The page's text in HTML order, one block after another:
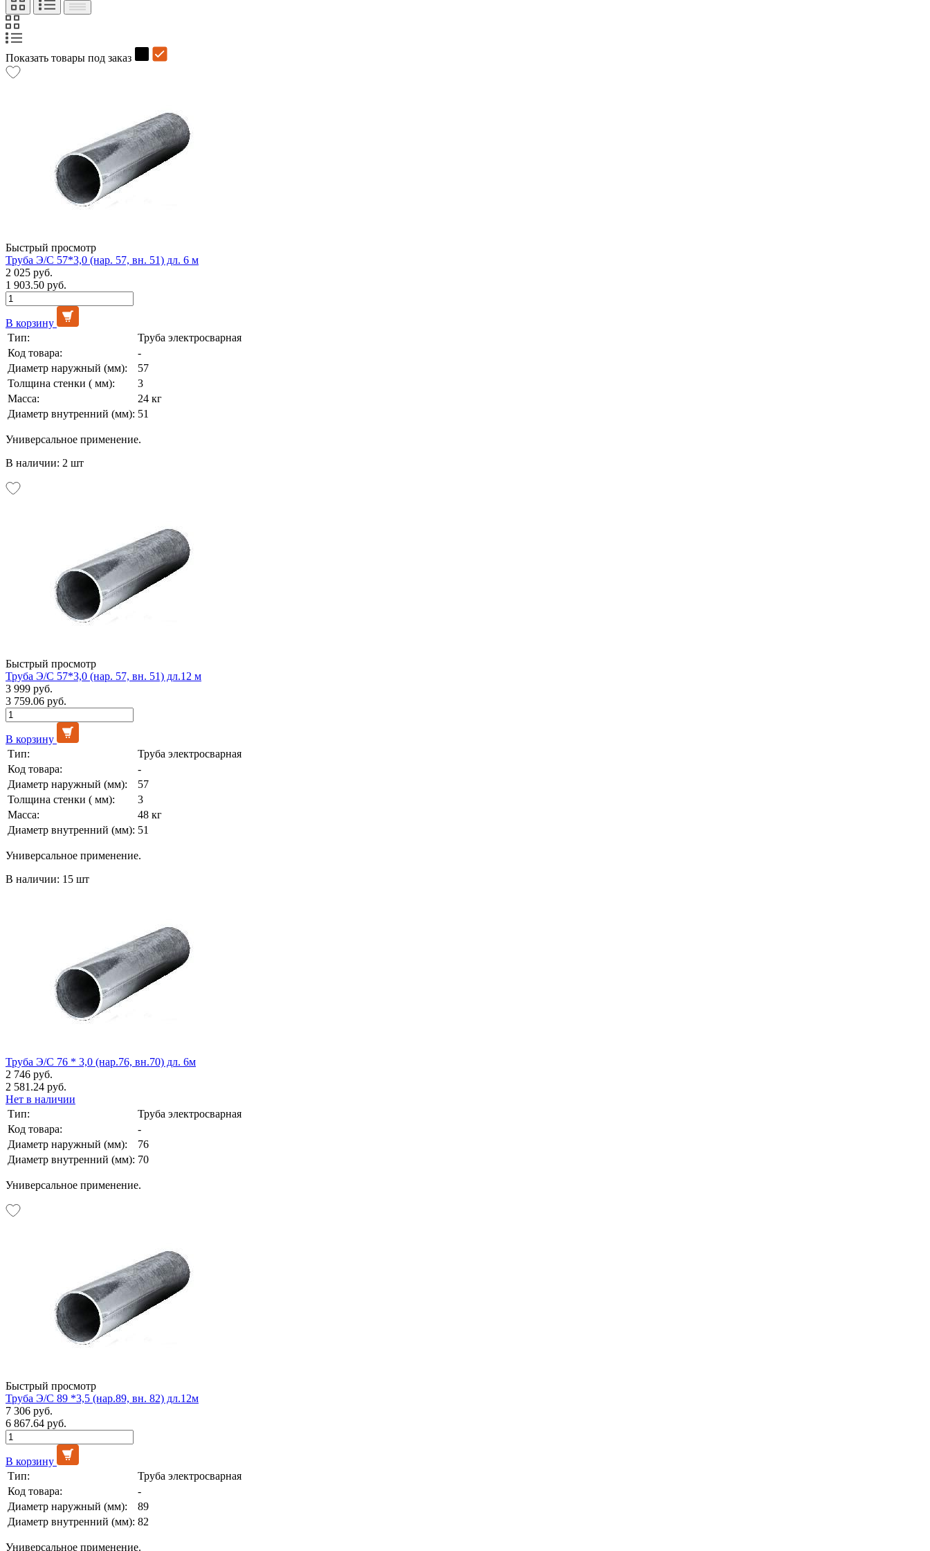
Показать товары под заказ
Быстрый просмотр
Труба Э/С 57*3,0 (нар. 57, вн. 51) дл. 6 м
2 025 руб.
1 903.50 руб.
В корзину
Тип:
Труба электросварная
Код товара:
-
Диаметр наружный (мм):
57
Толщина стенки ( мм):
3
Масса:
24 кг
Диаметр внутренний (мм): 51
Универсальное применение.
В наличии: 2 шт
Быстрый просмотр
Труба Э/С 57*3,0 (нар. 57, вн. 51) дл.12 м
3 999 руб.
3 759.06 руб.
В корзину
Тип:
Труба электросварная
Код товара:
-
Диаметр наружный (мм):
57
Толщина стенки ( мм):
3
Масса:
48 кг
Диаметр внутренний (мм): 51
Универсальное применение.
В наличии: 15 шт
Труба Э/С 76 * 3,0 (нар.76, вн.70) дл. 6м
2 746 руб.
2 581.24 руб.
Нет в наличии
Тип:
Труба электросварная
Код товара:
-
Диаметр наружный (мм):
76
Диаметр внутренний (мм): 70
Универсальное применение.
Быстрый просмотр
Труба Э/С 89 *3,5 (нар.89, вн. 82) дл.12м
7 306 руб.
6 867.64 руб.
В корзину
Тип:
Труба электросварная
Код товара:
-
Диаметр наружный (мм):
89
Диаметр внутренний (мм): 82
Универсальное применение.